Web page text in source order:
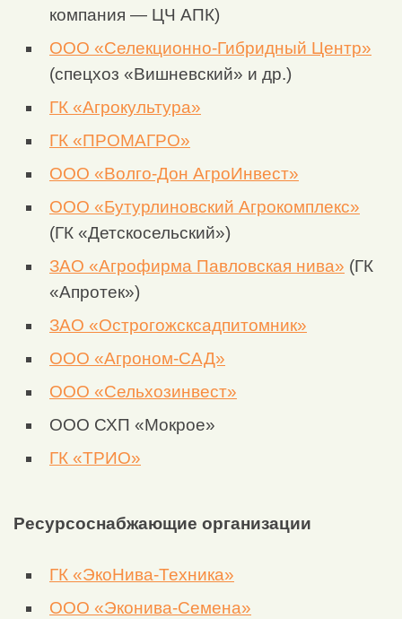
компания — ЦЧ АПК)
ООО «Селекционно-Гибридный Центр»
(спецхоз «Вишневский» и др.)
ГК «Агрокультура»
ГК «ПРОМАГРО»
ООО «Волго-Дон АгроИнвест»
ООО «Бутурлиновский Агрокомплекс»
(ГК «Детскосельский»)
ЗАО «Агрофирма Павловская нива» (ГК
«Апротек»)
ЗАО «Острогожсксадпитомник»
ООО «Агроном-САД»
ООО «Сельхозинвест»
ООО СХП «Мокрое»
ГК «ТРИО»
Ресурсоснабжающие организации
ГК «ЭкоНива-Техника»
ООО «Эконива-Семена»